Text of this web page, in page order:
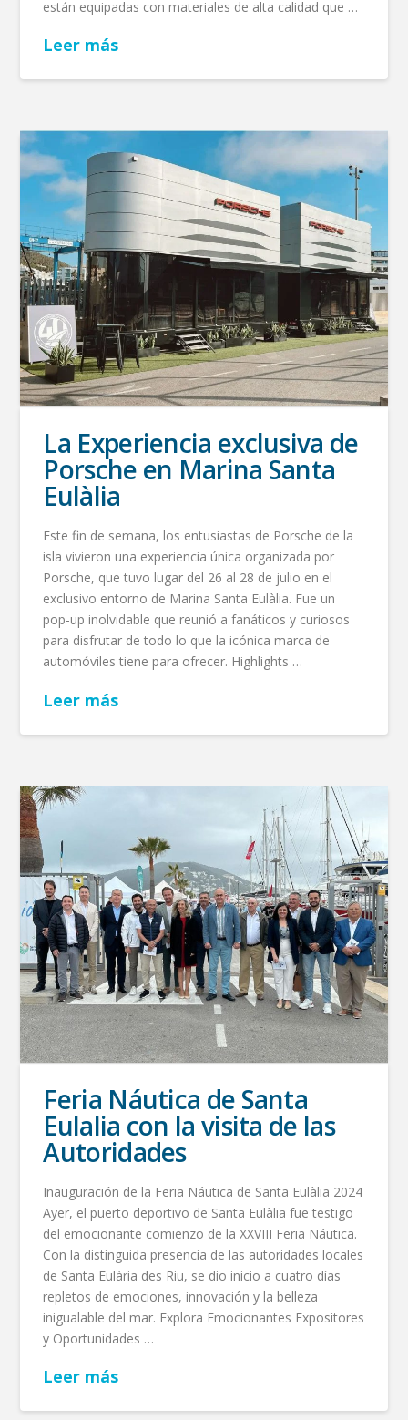
están equipadas con materiales de alta calidad que …
Leer más
La Experiencia exclusiva de
Porsche en Marina Santa
Eulàlia
Este fin de semana, los entusiastas de Porsche de la
isla vivieron una experiencia única organizada por
Porsche, que tuvo lugar del 26 al 28 de julio en el
exclusivo entorno de Marina Santa Eulàlia. Fue un
pop-up inolvidable que reunió a fanáticos y curiosos
para disfrutar de todo lo que la icónica marca de
automóviles tiene para ofrecer. Highlights …
Leer más
Feria Náutica de Santa
Eulalia con la visita de las
Autoridades
Inauguración de la Feria Náutica de Santa Eulàlia 2024
Ayer, el puerto deportivo de Santa Eulàlia fue testigo
del emocionante comienzo de la XXVIII Feria Náutica.
Con la distinguida presencia de las autoridades locales
de Santa Eulària des Riu, se dio inicio a cuatro días
repletos de emociones, innovación y la belleza
inigualable del mar. Explora Emocionantes Expositores
y Oportunidades …
Leer más